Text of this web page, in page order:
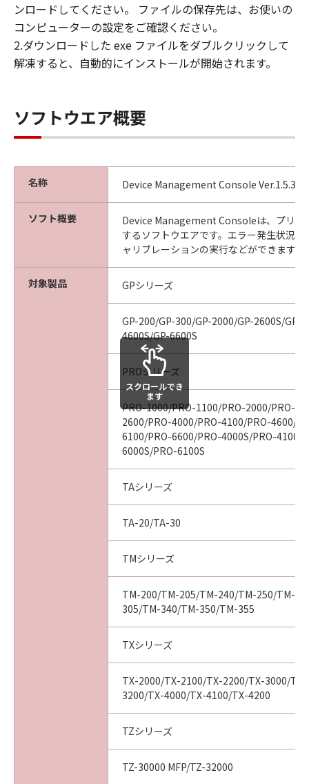
見された場合には、キヤノンは、「メディ
ア」を交換いたします。
保証の否認・免責
(1) 「本ソフトウエア」は、『現状のまま』の
は、「本ソフトウエア」に関して、商品性及び
特定の目的への適合性の保証を含め、いかなる
ないものとします。
(2) キヤノン、キヤノンの関連会社、それらの販
の使用または使用不能から生ずるいかなる損害
（逸失利益及びその他の派生的または付随的な
損害を含むがこれらに限定されない）につい
て、一切の責任を負わないものとします。例
え、キヤノン、キヤノンの関連会社、それらの
(3) キヤノン、キヤノンの関連会社、それらの販
売代理店及び販売店は、「本ソフトウエア」の
使用に起因または関連してお客様と第三者との
間に生じたいかなる紛争についても、一切責任
を負わないものとします。
(4) 以上が、「本ソフトウエア」に関するキヤノ
ン、キヤノンの関連会社、それらの販売代理店
及び販売店のすべての責任であり、お客様の唯
お客様は、日本国政府または関連する外国政府
ウエア」の全部または一部を、直接または間接
に輸出してはなりません。
(1) 本契約は、お客様が「本ソフトウエア」を
インストールされた時点で発効し、下記(2)また
は(3)により終了されるまで有効に存続します。
(2) お客様は、「本ソフトウエア」及びその複
製物のすべてを廃棄及び消去することにより、
本契約を終了させることができます。
(3) キヤノンは、お客様が本契約のいずれかの条
項に違反した場合、直ちに本契約を終了させる
ことができます。
(4) お客様は、上記(3)による本契約の終了後直
べてを廃棄及び消去するものとします。
ンロードしてください。 ファイルの保存先は、お使いの
コンピューターの設定をご確認ください。
2.ダウンロードした exe ファイルをダブルクリックして
解凍すると、自動的にインストールが開始されます。
ソフトウエア概要
名称 Device Management Console Ver.1.5.3
ソフト概要
Device Management Consoleは、プリン
するソフトウエアです。エラー発生状況の
ャリブレーションの実行などができます。
対象製品 GPシリーズ
GP-200/GP-300/GP-2000/GP-2600S/GP-
4600S/GP-6600S
PROシリーズ
PRO-1000/PRO-1100/PRO-2000/PRO-
2600/PRO-4000/PRO-4100/PRO-4600/
6100/PRO-6600/PRO-4000S/PRO-
6000S/PRO-6100S
TAシリーズ
TA-20/TA-30
TMシリーズ
TM-200/TM-205/TM-240/TM-250/TM-
305/TM-340/TM-350/TM-355
TXシリーズ
TX-2000/TX-2100/TX-2200/TX-3000/
3200/TX-4000/TX-4100/TX-4200
TZシリーズ
TZ-30000 MFP/TZ-32000
スクロールでき
ます